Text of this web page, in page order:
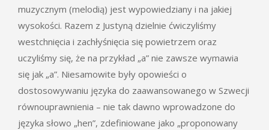
muzycznym (melodią) jest wypowiedziany i na jakiej
wysokości. Razem z Justyną dzielnie ćwiczyliśmy
westchnięcia i zachłyśnięcia się powietrzem oraz
uczyliśmy się, że na przykład „a” nie zawsze wymawia
się jak „a”. Niesamowite były opowieści o
dostosowywaniu języka do zaawansowanego w Szwecji
równouprawnienia – nie tak dawno wprowadzone do
języka słowo „hen”, zdefiniowane jako „proponowany